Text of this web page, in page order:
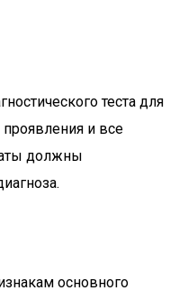
теста для
и все
должны
основного